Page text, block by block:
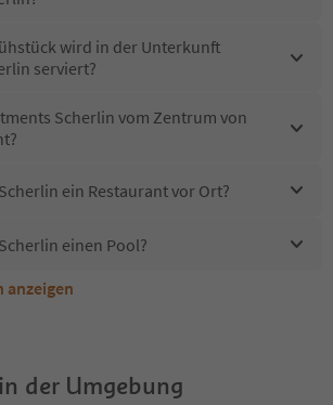
wird in der Unterkunft
serviert?
Scherlin vom Zentrum von
ein Restaurant vor Ort?
einen Pool?
Unterkunft Appartments Scherlin
Appartments Scherlin?
Appartments Scherlin einen
anzeigen
der Umgebung